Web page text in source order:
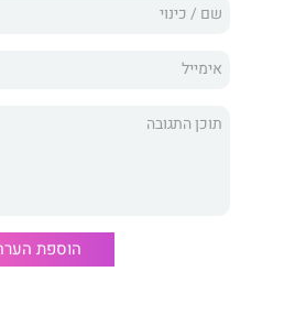
הקוראים במסע הסיפורי והמחשבתי
הוספת